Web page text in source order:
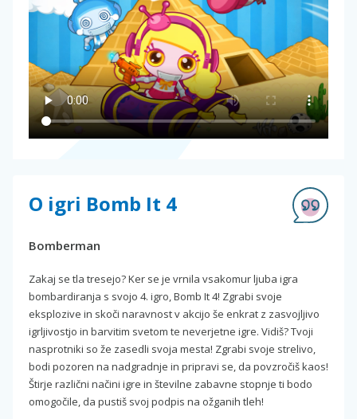
O igri Bomb It 4
Bomberman
Zakaj se tla tresejo? Ker se je vrnila vsakomur ljuba igra
bombardiranja s svojo 4. igro, Bomb It 4! Zgrabi svoje
eksplozive in skoči naravnost v akcijo še enkrat z zasvojljivo
igrljivostjo in barvitim svetom te neverjetne igre. Vidiš? Tvoji
nasprotniki so že zasedli svoja mesta! Zgrabi svoje strelivo,
bodi pozoren na nadgradnje in pripravi se, da povzročiš kaos!
Štirje različni načini igre in številne zabavne stopnje ti bodo
omogočile, da pustiš svoj podpis na ožganih tleh!